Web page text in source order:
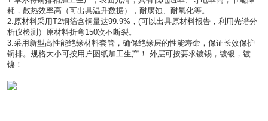
耗，散热效率高（可出具温升数据），耐腐蚀、耐氧化等。
2.原材料采用T2铜箔含铜量达99.9%，(可以出具原材料报告，利用光谱分
析仪检测）原材料折弯150次不断裂。
3.采用新型高性能绝缘材料套管，确保绝缘层的性能寿命，保证长效保护
铜排。规格大小可按用户图纸加工生产！ 外层可按要求镀锡，镀银，镀
镍！